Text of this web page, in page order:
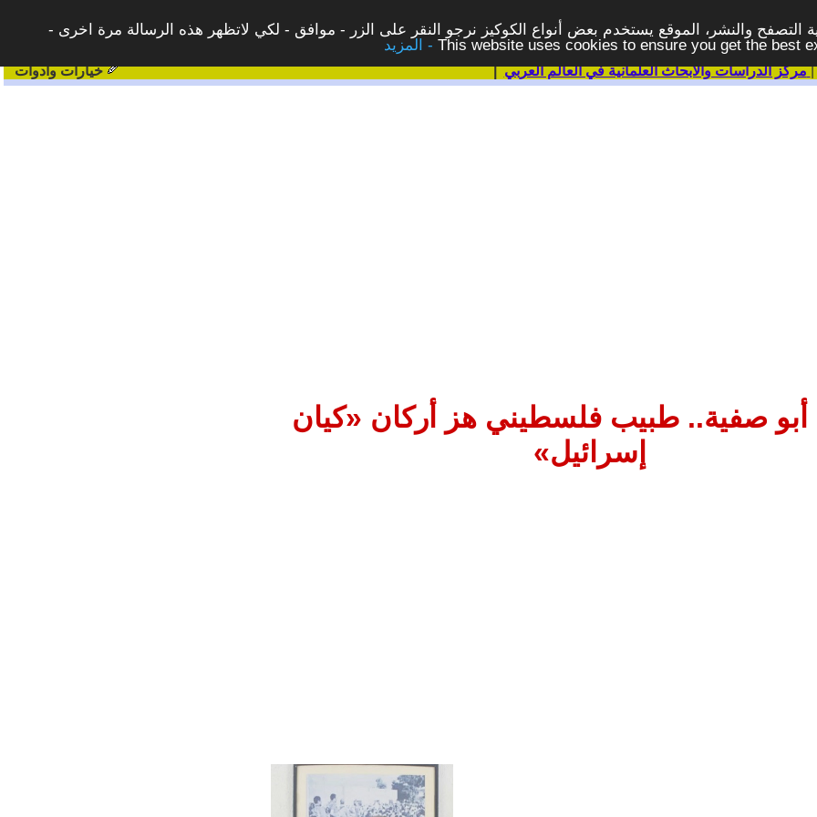
التصفح والنشر، الموقع يستخدم بعض أنواع الكوكيز نرجو النقر على الزر - موافق - لكي لاتظهر هذه الرسالة مرة اخرى -
This website uses cookies to ensure you get the best
|مركز الدراسات والابحاث العلمانية في العالم العربي | خيارات وادوات
صفية.. طبيب فلسطيني هز أركان «كيان
إسرائيل»